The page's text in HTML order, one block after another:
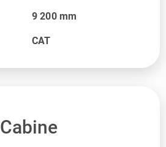
9 200 mm
CAT
Cabine